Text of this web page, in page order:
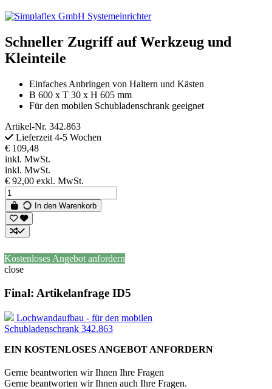
Schneller Zugriff auf Werkzeug und
Kleinteile
Einfaches Anbringen von Haltern und Kästen
B 600 x T 30 x H 605 mm
Für den mobilen Schubladenschrank geeignet
Artikel-Nr. 342.863
Lieferzeit 4-5 Wochen
€ 109,48
inkl. MwSt.
inkl. MwSt.
€ 92,00 exkl. MwSt.
In den Warenkorb
Kostenloses Angebot anfordern
close
Final: Artikelanfrage ID5
Lochwandaufbau - für den mobilen
Schubladenschrank 342.863
EIN KOSTENLOSES ANGEBOT ANFORDERN
Gerne beantworten wir Ihnen Ihre Fragen
Gerne beantworten wir Ihnen auch Ihre Fragen.